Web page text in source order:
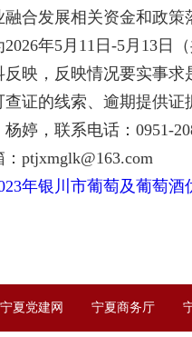
融合发展相关资金和政
2026年5月 11 日 -5月 13 日
反映，反映情况要实事求
证的线索、逾期提供证
，联系电话：0951-
年银川市葡萄及葡萄
宁夏党建网 宁夏商务厅